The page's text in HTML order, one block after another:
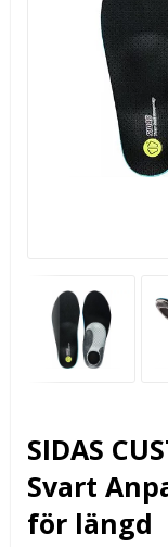
SIDAS
Svart
för längd